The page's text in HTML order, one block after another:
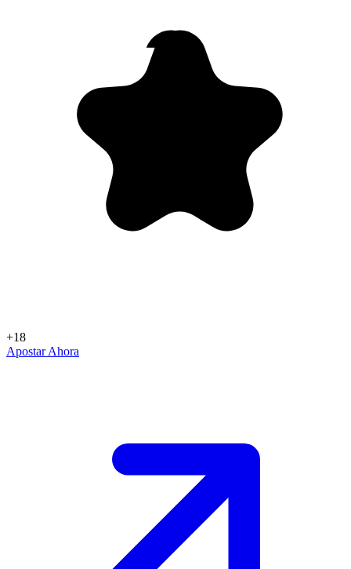
+18
Apostar Ahora